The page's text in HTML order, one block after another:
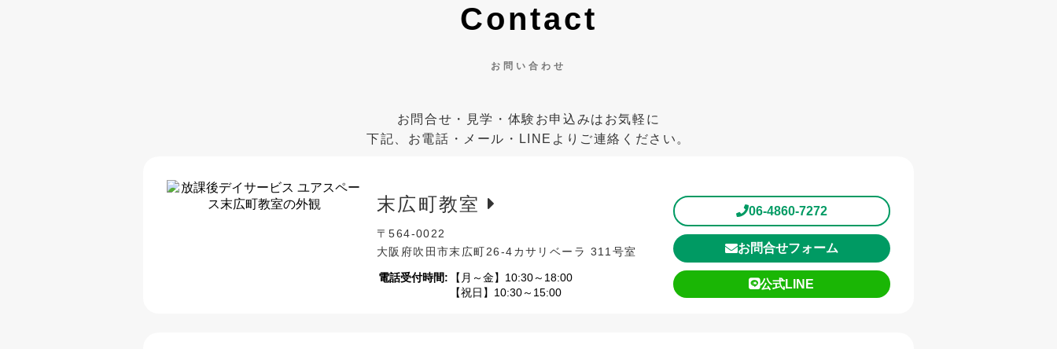
Contact
お問い合わせ
お問合せ・見学・体験 お申込みはお気軽に
下記、お電話・メール・LINEよりご連絡ください。
末広町教室
〒564-0022
大阪府吹田市末広町26-4カサリベーラ 311号室
電話受付時間:
【月～金】10:30～18:00
【祝日】10:30～15:00
06-4860-7272
お問合せフォーム
公式LINE